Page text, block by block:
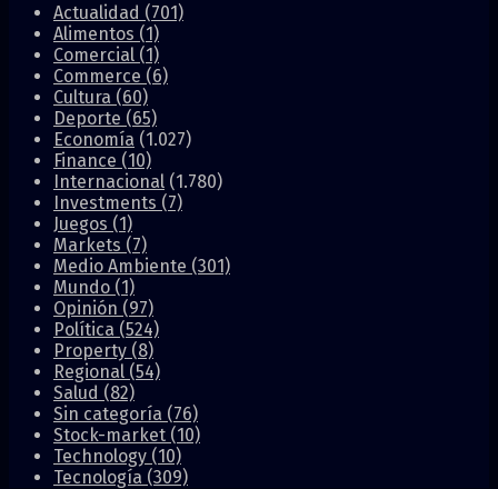
Actualidad (701)
Alimentos (1)
Comercial (1)
Commerce (6)
Cultura (60)
Deporte (65)
Economía (1.027)
Finance (10)
Internacional (1.780)
Investments (7)
Juegos (1)
Markets (7)
Medio Ambiente (301)
Mundo (1)
Opinión (97)
Política (524)
Property (8)
Regional (54)
Salud (82)
Sin categoría (76)
Stock-market (10)
Technology (10)
Tecnología (309)